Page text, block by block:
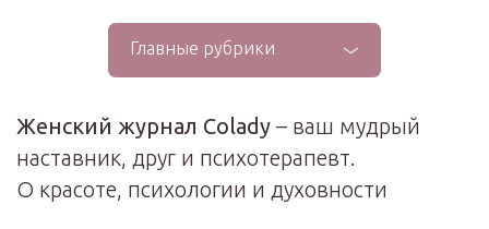
Главные рубрики
Женский журнал Colady – ваш мудрый
наставник, друг и психотерапевт.
О красоте, психологии и духовности